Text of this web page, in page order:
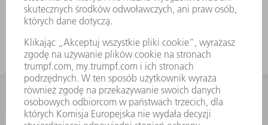
KONTAKT
Dział Części Zamiennych i Narzędzi